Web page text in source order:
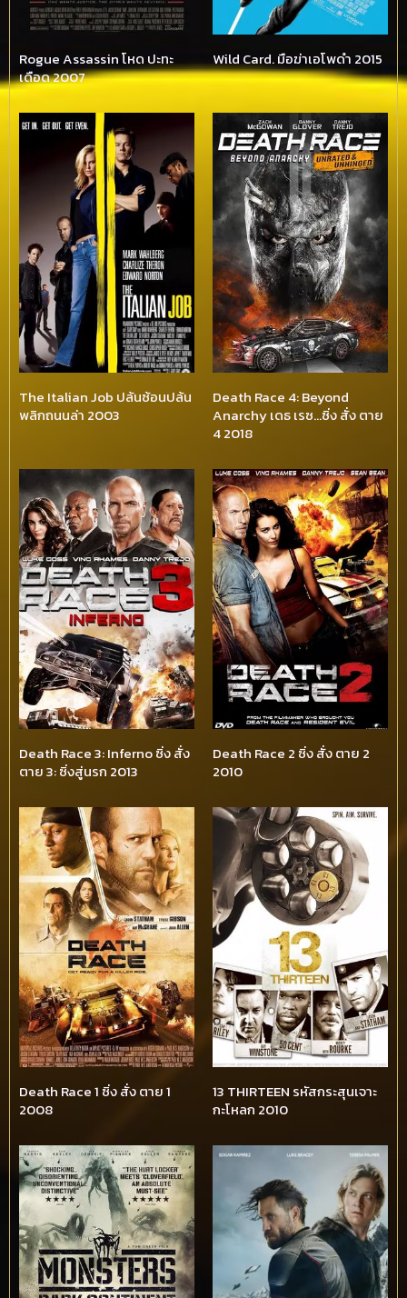
Rogue Assassin โหด ปะทะ
เดือด 2007
Wild Card. มือฆ่าเอโพดำ 2015
The Italian Job ปล้นซ้อนปล้น
พลิกถนนล่า 2003
Death Race 4: Beyond
Anarchy เดธ เรซ…ซิ่ง สั่ง ตาย
4 2018
Death Race 3: Inferno ซิ่ง สั่ง
ตาย 3: ซิ่งสู่นรก 2013
Death Race 2 ซิ่ง สั่ง ตาย 2
2010
Death Race 1 ซิ่ง สั่ง ตาย 1
2008
13 THIRTEEN รหัสกระสุนเจาะ
กะโหลก 2010